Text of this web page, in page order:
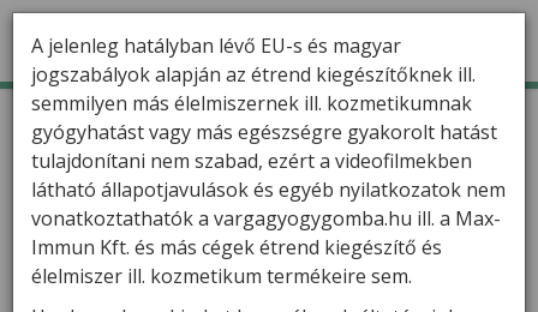
TERMÉKEK
HÍREK
VARGA GÁBOR
FILMEK
Kezdőlap Varga Gábor szakcikkei
Végzetes fogyókúrák
Új módszer a fogyókúrák káros hatásainak
csökkentésére és eredményességük fokozása. A
túlsúly akár 7 évvel is megrövidítheti az emberi
életet, ezért a testsúly csökkentése elsődleges
A jelenleg hatályban lévő EU-s és magyar
jogszabályok alapján az étrend kiegészítőknek ill.
semmilyen más élelmiszernek ill. kozmetikumnak
gyógyhatást vagy más egészségre gyakorolt hatást
tulajdonítani nem szabad, ezért a videofilmekben
látható állapotjavulások és egyéb nyilatkozatok nem
vonatkoztathatók a vargagyogygomba.hu ill. a Max-
Immun Kft. és más cégek étrend kiegészítő és
élelmiszer ill. kozmetikum termékeire sem.